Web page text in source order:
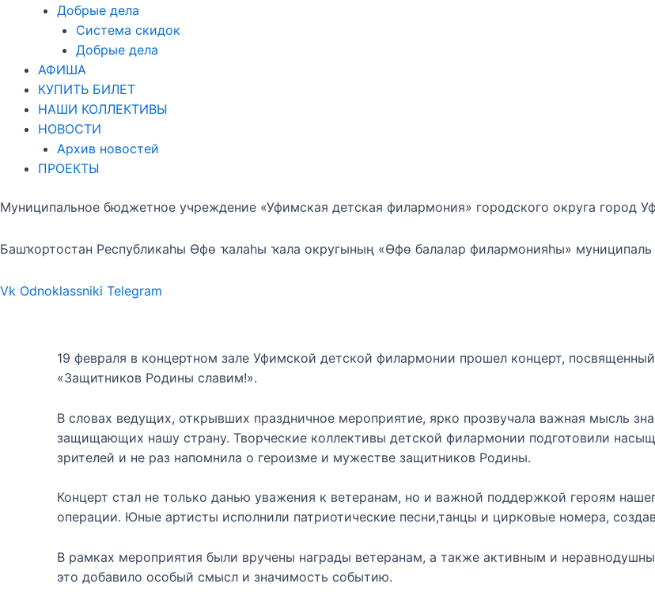
Добрые дела
Система скидок
Добрые дела
АФИША
КУПИТЬ БИЛЕТ
НАШИ КОЛЛЕКТИВЫ
НОВОСТИ
Архив новостей
ПРОЕКТЫ
Муниципальное бюджетное учреждение «Уфимская детская филармония» городского округа город
Башҡортостан Республикаһы Өфө ҡалаһы ҡала округының «Өфө балалар филармонияһы»
Vk Odnoklassniki Telegram
19 февраля в концертном зале Уфимской детской филармонии прошел концерт,
«Защитников Родины славим!».
В словах ведущих, открывших праздничное мероприятие, ярко прозвучала важная мысль
защищающих нашу страну. Творческие коллективы детской филармонии подготовили
зрителей и не раз напомнила о героизме и мужестве защитников Родины.
Концерт стал не только данью уважения к ветеранам, но и важной поддержкой героям
операции. Юные артисты исполнили патриотические песни,танцы и цирковые номера,
В рамках мероприятия были вручены награды ветеранам, а также активным и
это добавило особый смысл и значимость событию.